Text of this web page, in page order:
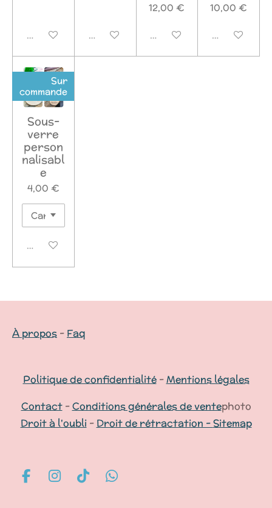
Désactivé Désactivé
12,00 €
Désactivé
10,00 €
Désactivé
Sur
commande
Sous-
verre
person
nalisabl
e
4,00 €
Désactivé
À propos - Faq
Politique de confidentialité-Mentions légales
Contact-Conditions générales de ventephoto
Droit à l'oubli- Droit de rétractation -Sitemap
F
I
T
W